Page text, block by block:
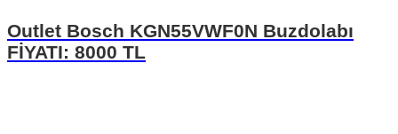
Outlet Bosch KGN55VWF0N Buzdolabı
FİYATI: 8000 TL